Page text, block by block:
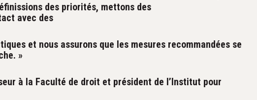
des priorités, mettons des
avec des
et nous assurons que les mesures recommandées se
»
à la Faculté de droit et président de l’Institut pour